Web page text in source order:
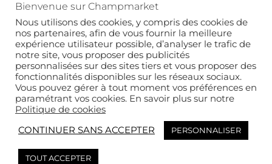
Les occasions pour déguster du champagne
Pour les particuliers
Pour les entreprises
Copyright 2022 © tous droits réservés. Champmarket.
Bienvenue sur Champmarket
Nous utilisons des cookies, y compris des cookies de
nos partenaires, afin de vous fournir la meilleure
expérience utilisateur possible, d’analyser le trafic de
notre site, vous proposer des publicités
personnalisées sur des sites tiers et vous proposer des
fonctionnalités disponibles sur les réseaux sociaux.
Vous pouvez gérer à tout moment vos préférences en
paramétrant vos cookies. En savoir plus sur notre
Politique de cookies
CONTINUER SANS ACCEPTER
PERSONNALISER
TOUT ACCEPTER